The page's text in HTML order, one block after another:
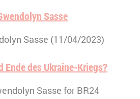
Sasse
Sasse (11/04/2023)
Ende des Ukraine-Kriegs?
Sasse for BR24